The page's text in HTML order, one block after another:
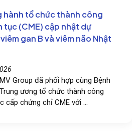
hành tổ chức thành công
tục (CME) cập nhật dự
gan B và viêm não Nhật
Group đã phối hợp cùng Bệnh
ương tổ chức thành công
cấp chứng chỉ CME với ...